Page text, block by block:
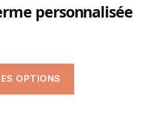
personnalisée
OPTIONS